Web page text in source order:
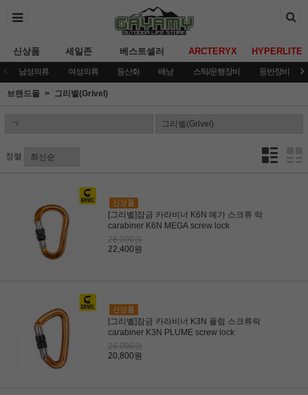
신상품 세일존 베스트셀러 ARCTERYX HYPERLITE
남성의류 여성의류 등산화 배낭 스틱/운행장비 등반장비
브랜드몰 그리벨(Grivel)
정렬
[그리벨]잠금 카라비너 K6N 메가 스크류 락
carabiner K6N MEGA screw lock
28,000원
22,400원
[그리벨]잠금 카라비너 K3N 플럼 스크류락
carabiner K3N PLUME screw lock
26,000원
20,800원